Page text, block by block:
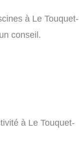
à Le Touquet-
conseil.
à Le Touquet-